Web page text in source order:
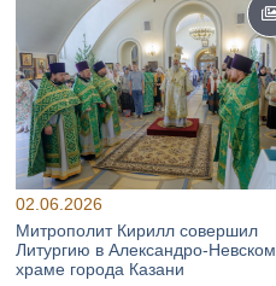
02.06.2026
Митрополит Кирилл совершил
Литургию в Александро-Невском
храме города Казани